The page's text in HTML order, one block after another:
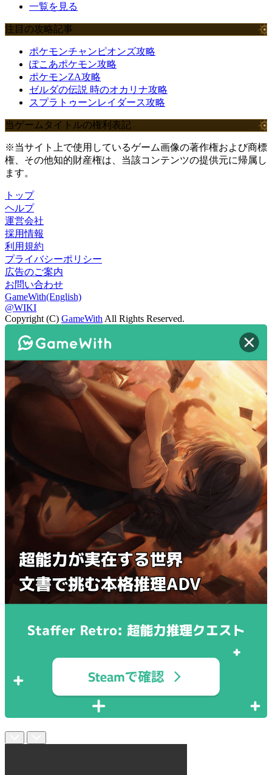
一覧を見る
注目の攻略記事
ポケモンチャンピオンズ攻略
ぽこあポケモン攻略
ポケモンZA攻略
ゼルダの伝説 時のオカリナ攻略
スプラトゥーンレイダース攻略
当ゲームタイトルの権利表記
※当サイト上で使用しているゲーム画像の著作権および商標
権、その他知的財産権は、当該コンテンツの提供元に帰属し
ます。
トップ
ヘルプ
運営会社
採用情報
利用規約
プライバシーポリシー
広告のご案内
お問い合わせ
GameWith(English)
@WIKI
Copyright (C) GameWith All Rights Reserved.